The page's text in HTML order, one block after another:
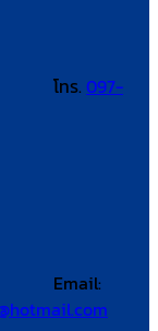
โทร. 097-
Email: